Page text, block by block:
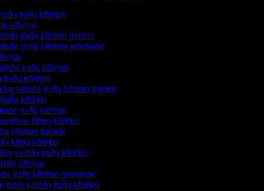
įrašų kūrėjas
kūrėjas
įrašų kūrimo įrankis
įrašų kūrimo priemonė
įrašų kūrėjas
įrašų kūrėjas
vaizdo įrašų kūrimo įrankis
kūrėjas
įrašų kūrėjas
filmų kūrėjas
kūrimo įrankis
klipų kūrėjas
vaizdo įrašų kūrėjas
kūrėjas
įrašų kūrimo priemonė
turto vaizdo įrašų kūrėjas